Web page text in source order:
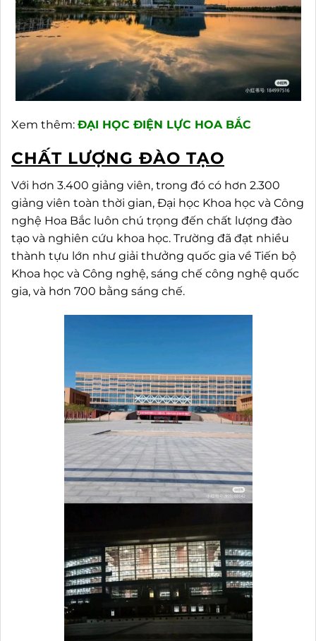
Xem thêm: ĐẠI HỌC ĐIỆN LỰC HOA BẮC
CHẤT LƯỢNG ĐÀO TẠO
Với hơn 3.400 giảng viên, trong đó có hơn 2.300
giảng viên toàn thời gian, Đại học Khoa học và Công
nghệ Hoa Bắc luôn chú trọng đến chất lượng đào
tạo và nghiên cứu khoa học. Trường đã đạt nhiều
thành tựu lớn như giải thưởng quốc gia về Tiến bộ
Khoa học và Công nghệ, sáng chế công nghệ quốc
gia, và hơn 700 bằng sáng chế.